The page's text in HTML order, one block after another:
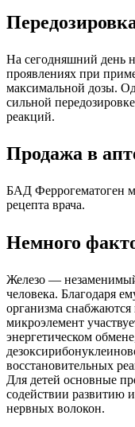
На сегодняшний день
проявлениях при
максимальной дозы.
сильной
реакций.
Продажа в
БАД Феррогематоген
рецепта врача.
Немного
Железо —
человека. Благодаря
организма
микроэлемент
энергетическом
восстановительных
Для детей основные
содействии развитию
нервных волокон.